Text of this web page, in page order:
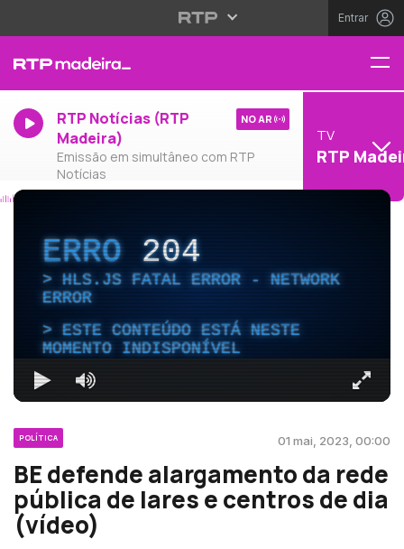
Entrar
RTP Notícias (RTP
Madeira)
Emissão em simultâneo com RTP
Notícias
NO AR
TV
RTP
ERRO204
HLS.JS FATAL ERROR - NETWORK
ERROR
ESTE CONTEÚDO ESTÁ NESTE
MOMENTO INDISPONÍVEL
POLÍTICA 01 mai, 2023, 00:00
BE defende alargamento da rede
pública de lares e centros de dia
(vídeo)